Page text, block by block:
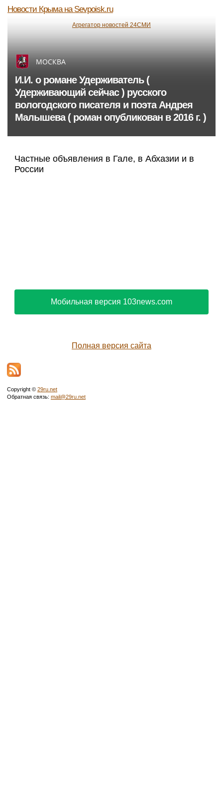
Новости Крыма на Sevpoisk.ru
Агрегатор новостей 24СМИ
МОСКВА
И.И. о романе Удерживатель (
Удерживающий сейчас ) русского
вологодского писателя и поэта Андрея
Малышева ( роман опубликован в 2016 г. )
Частные объявления в Гале, в Абхазии и в
России
Мобильная версия 103news.com
Полная версия сайта
Copyright © 29ru.net
Обратная связь: mail@29ru.net